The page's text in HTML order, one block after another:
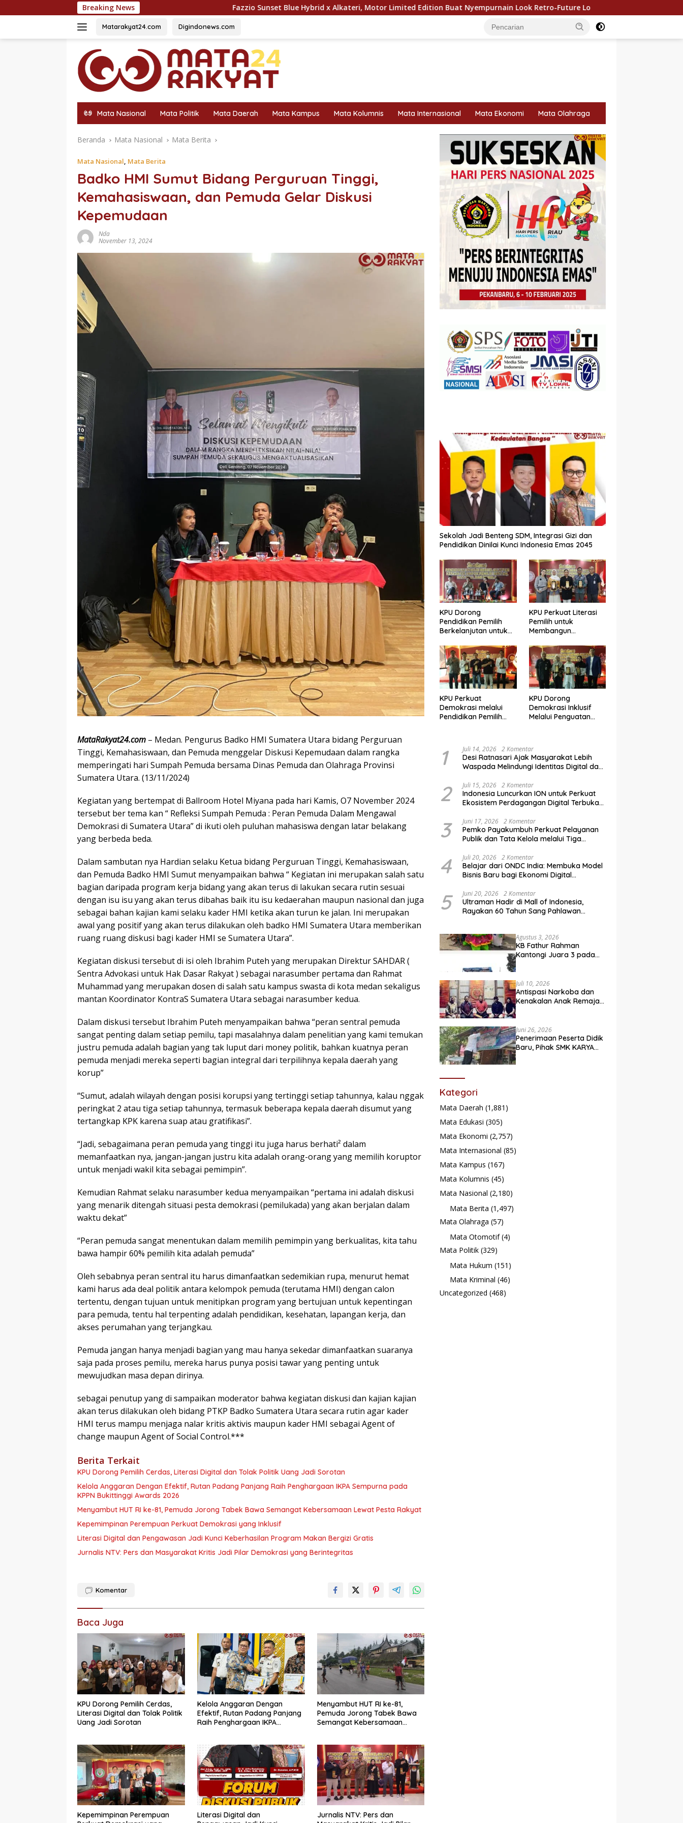
ke
Breaking News Fazzio Sunset Blue Hybrid x Alkateri, Motor Limited Edition Buat Nyempurnain Look Retro-Future Lo 500 Bendera Merah Putih Dibagikan
Matarakyat24.com Digindonews.com
Mata Nasional Mata Politik Mata Daerah Mata Kampus Mata Kolumnis Mata Internasional Mata Ekonomi Mata Olahraga
Beranda Mata Nasional Mata Berita
Mata Nasional, Mata Berita
Badko HMI Sumut Bidang Perguruan Tinggi,
Kemahasiswaan, dan Pemuda Gelar Diskusi
Kepemudaan
Nda
November 13, 2024
MataRakyat24.com – Medan. Pengurus Badko HMI Sumatera Utara bidang Perguruan
Tinggi, Kemahasiswaan, dan Pemuda menggelar Diskusi Kepemudaan dalam rangka
memperingati hari Sumpah Pemuda bersama Dinas Pemuda dan Olahraga Provinsi
Sumatera Utara. (13/11/2024)
Kegiatan yang bertempat di Ballroom Hotel Miyana pada hari Kamis, O7 November 2024
tersebut ber tema kan “ Refleksi Sumpah Pemuda : Peran Pemuda Dalam Mengawal
Demokrasi di Sumatera Utara” di ikuti oleh puluhan mahasiswa dengan latar belakang
yang berbeda beda.
Dalam sambutan nya Hardian selaku Ketua bidang Perguruan Tinggi, Kemahasiswaan,
dan Pemuda Badko HMI Sumut menyampaikan bahwa “ Kegiatan ini merupakan salah satu
bagian daripada program kerja bidang yang akan terus di lakukan secara rutin sesuai
dengan isu isu yang akan terus dibahas baik itu isu kedaerahan maupun nasional dan juga
sebagai bahan kajian kami selaku kader HMI ketika akan turun ke jalan. Ini merupakan
awal yang positif yang akan terus dilakukan oleh badko HMI Sumatera Utara memberikan
ruang ruang diskusi bagi kader HMI se Sumatera Utara”.
Kegiatan diskusi tersebut di isi oleh Ibrahim Puteh yang merupakan Direktur SAHDAR (
Sentra Advokasi untuk Hak Dasar Rakyat ) sebagai narasumber pertama dan Rahmat
Muhammad yang merupakan dosen di salah satu kampus swasta di kota medan sekaligus
mantan Koordinator KontraS Sumatera Utara sebagai narasumber kedua.
Dalam diskusi tersebut Ibrahim Puteh menyampaikan bahwa “peran sentral pemuda
sangat penting dalam setiap pemilu, tapi masalahnya dalam penelitian yang kami temukan
justru pemuda adalah bagian yang tak luput dari money politik, bahkan kuatnya peran
pemuda menjadi mereka seperti bagian integral dari terpilihnya kepala daerah yang
korup”
“Sumut, adalah wilayah dengan posisi korupsi yang tertinggi setiap tahunnya, kalau nggak
peringkat 2 atau tiga setiap tahunnya, termasuk beberapa kepala daerah disumut yang
tertangkap KPK karena suap atau gratifikasi”.
“Jadi, sebagaimana peran pemuda yang tinggi itu juga harus berhati² dalam
memanfaatkan nya, jangan-jangan justru kita adalah orang-orang yang memilih koruptor
untuk menjadi wakil kita sebagai pemimpin”.
Kemudian Rahmat selaku narasumber kedua menyampaikan “pertama ini adalah diskusi
yang menarik ditengah situasi pesta demokrasi (pemilukada) yang akan berjalan dalam
waktu dekat”
“Peran pemuda sangat menentukan dalam memilih pemimpin yang berkualitas, kita tahu
bawa hampir 60% pemilih kita adalah pemuda”
Oleh sebabnya peran sentral itu harus dimanfaatkan sedemikian rupa, menurut hemat
kami harus ada deal politik antara kelompok pemuda (terutama HMI) dengan calon
tertentu, dengan tujuan untuk menitipkan program yang bertujuan untuk kepentingan
para pemuda, tentu hal terpenting adalah pendidikan, kesehatan, lapangan kerja, dan
akses perumahan yang terjangkau.
Pemuda jangan hanya menjadi bagian yang mau hanya sekedar dimanfaatkan suaranya
saja pada proses pemilu, mereka harus punya posisi tawar yang penting untuk
mewujudkan masa depan dirinya.
sebagai penutup yang di sampaikan moderator bahwa kegiatan diskusi dan kajian kajian
akan terus dilakukan oleh bidang PTKP Badko Sumatera Utara secara rutin agar kader
HMI terus mampu menjaga nalar kritis aktivis maupun kader HMI sebagai Agent of
change maupun Agent of Social Control.***
Berita Terkait
KPU Dorong Pemilih Cerdas, Literasi Digital dan Tolak Politik Uang Jadi Sorotan
Kelola Anggaran Dengan Efektif, Rutan Padang Panjang Raih Penghargaan IKPA Sempurna pada
KPPN Bukittinggi Awards 2026
Menyambut HUT RI ke-81, Pemuda Jorong Tabek Bawa Semangat Kebersamaan Lewat Pesta Rakyat
Kepemimpinan Perempuan Perkuat Demokrasi yang Inklusif
Literasi Digital dan Pengawasan Jadi Kunci Keberhasilan Program Makan Bergizi Gratis
Jurnalis NTV: Pers dan Masyarakat Kritis Jadi Pilar Demokrasi yang Berintegritas
Komentar
Baca Juga
KPU Dorong Pemilih Cerdas,
Literasi Digital dan Tolak Politik
Uang Jadi Sorotan
Kelola Anggaran Dengan
Efektif, Rutan Padang Panjang
Raih Penghargaan IKPA
Menyambut HUT RI ke-81,
Pemuda Jorong Tabek Bawa
Semangat Kebersamaan
Kepemimpinan Perempuan
Literasi Digital dan
Jurnalis NTV: Pers dan
Sekolah Jadi Benteng SDM, Integrasi Gizi dan
Pendidikan Dinilai Kunci Indonesia Emas 2045
KPU Dorong
Pendidikan Pemilih
Berkelanjutan untuk
Demokrasi
KPU Perkuat Literasi
Pemilih untuk
Membangun
Berkualitas
KPU Perkuat
Demokrasi melalui
Pendidikan Pemilih
Marjinal, dan Pemula
KPU Dorong
Demokrasi Inklusif
Melalui Penguatan
1 Juli 14, 2026 2 Komentar
Desi Ratnasari Ajak Masyarakat Lebih
Waspada Melindungi Identitas Digital dan
2 Juli 15, 2026 2 Komentar
Indonesia Luncurkan ION untuk Perkuat
Ekosistem Perdagangan Digital Terbuka
3 Juni 17, 2026 2 Komentar
Pemko Payakumbuh Perkuat Pelayanan
Publik dan Tata Kelola melalui Tiga
4 Juli 20, 2026 2 Komentar
Belajar dari ONDC India: Membuka Model
Bisnis Baru bagi Ekonomi Digital
5 Juni 20, 2026 2 Komentar
Ultraman Hadir di Mall of Indonesia,
Rayakan 60 Tahun Sang Pahlawan
Agustus 3, 2026
KB Fathur Rahman
Kantongi Juara 3 pada
Juli 10, 2026
Antispasi Narkoba dan
Kenakalan Anak Remaja,
Surau
Juni 26, 2026
Penerimaan Peserta Didik
Baru, Pihak SMK KARYA
Kategori
Mata Daerah (1,881)
Mata Edukasi (305)
Mata Ekonomi (2,757)
Mata Internasional (85)
Mata Kampus (167)
Mata Kolumnis (45)
Mata Nasional (2,180)
Mata Berita (1,497)
Mata Olahraga (57)
Mata Otomotif(4)
Mata Politik (329)
Mata Hukum (151)
Mata Kriminal (46)
Uncategorized (468)